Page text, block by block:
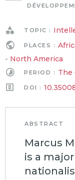
TOPIC :
PLACES :
- North America
PERIOD : The
DOI :
ABSTRACT
Marcus
is a